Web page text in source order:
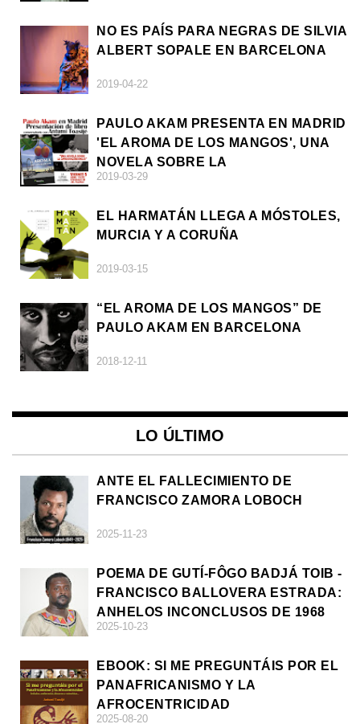
NO ES PAÍS PARA NEGRAS DE SILVIA
ALBERT SOPALE EN BARCELONA
2019-04-22
PAULO AKAM PRESENTA EN MADRID
'EL AROMA DE LOS MANGOS', UNA
NOVELA SOBRE LA
AFRODESCENDENCIA
2019-03-29
EL HARMATÁN LLEGA A MÓSTOLES,
MURCIA Y A CORUÑA
2019-03-15
“EL AROMA DE LOS MANGOS” DE
PAULO AKAM EN BARCELONA
2018-12-11
LO ÚLTIMO
ANTE EL FALLECIMIENTO DE
FRANCISCO ZAMORA LOBOCH
2025-11-23
POEMA DE GUTÍ-FÔGO BADJÁ TOIB -
FRANCISCO BALLOVERA ESTRADA:
ANHELOS INCONCLUSOS DE 1968
2025-10-23
EBOOK: SI ME PREGUNTÁIS POR EL
PANAFRICANISMO Y LA
AFROCENTRICIDAD
2025-08-20